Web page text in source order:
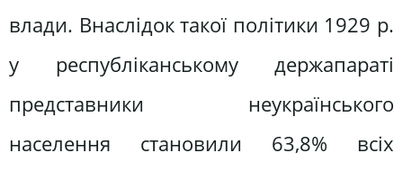
влади. Внаслідок такої політики 1929 р.
у республіканському держапараті
представники неукраїнського
населення становили 63,8% всіх